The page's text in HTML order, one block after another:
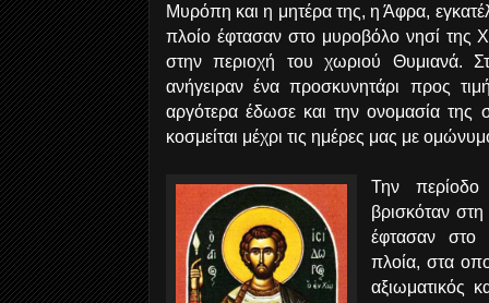
Μυρόπη και η μητέρα της, η Άφρα,
πλοίο έφτασαν στο μυροβόλο νησί της
στην περιοχή του χωριού Θυμιανά.
ανήγειραν ένα προσκυνητάρι προς
αργότερα έδωσε και την ονομασία της
κοσμείται μέχρι τις ημέρες μας με
Την
βρισκόταν
έφτασαν στο
πλοία, στα
αξιωματικός